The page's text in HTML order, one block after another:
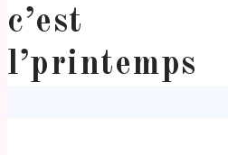
c’est
l’printemps